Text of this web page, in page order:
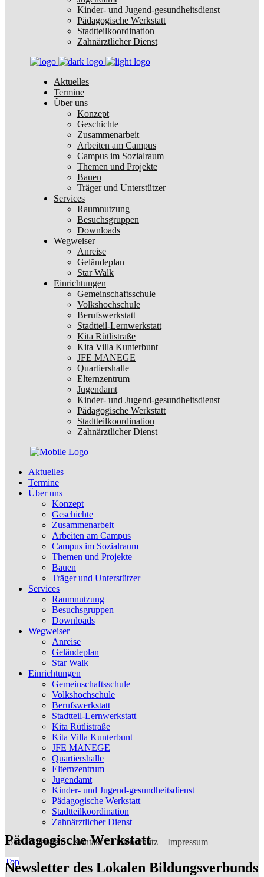
Kinder- und Jugend-gesundheitsdienst
Pädagogische Werkstatt
Stadtteilkoordination
Zahnärztlicher Dienst
Aktuelles
Termine
Über uns
Konzept
Geschichte
Zusammenarbeit
Arbeiten am Campus
Campus im Sozialraum
Themen und Projekte
Bauen
Träger und Unterstützer
Services
Raumnutzung
Besuchsgruppen
Downloads
Wegweiser
Anreise
Geländeplan
Star Walk
Einrichtungen
Gemeinschaftsschule
Volkshochschule
Berufswerkstatt
Stadtteil-Lernwerkstatt
Kita Rütlistraße
Kita Villa Kunterbunt
JFE MANEGE
Quartiershalle
Elternzentrum
Jugendamt
Kinder- und Jugend-gesundheitsdienst
Pädagogische Werkstatt
Stadtteilkoordination
Zahnärztlicher Dienst
Aktuelles
Termine
Über uns
Konzept
Geschichte
Zusammenarbeit
Arbeiten am Campus
Campus im Sozialraum
Themen und Projekte
Bauen
Träger und Unterstützer
Services
Raumnutzung
Besuchsgruppen
Downloads
Wegweiser
Anreise
Geländeplan
Star Walk
Einrichtungen
Gemeinschaftsschule
Volkshochschule
Berufswerkstatt
Stadtteil-Lernwerkstatt
Kita Rütlistraße
Kita Villa Kunterbunt
JFE MANEGE
Quartiershalle
Elternzentrum
Jugendamt
Kinder- und Jugend-gesundheitsdienst
Pädagogische Werkstatt
Stadtteilkoordination
Zahnärztlicher Dienst
Jobs–Spenden–Kontakt–Datenschutz – Impressum
Top
Pädagogische Werkstatt
Newsletter des Lokalen Bildungsverbunds